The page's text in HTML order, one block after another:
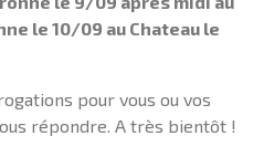
le 10/09 au Chateau le
pour vous ou vos
répondre. A très bientôt !